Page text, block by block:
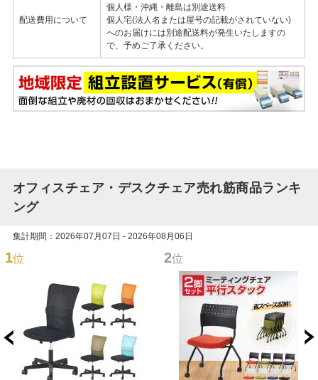
配送費用について
個人様・沖縄・離島は別途送料
個人宅(法人名または屋号の記載がされていない)
へのお届けには別途配送料が発生いたしますの
で、予めご了承ください。
オフィスチェア・デスクチェア売れ筋商品ランキ
ング
集計期間：2026年07月07日 - 2026年08月06日
1位 2位